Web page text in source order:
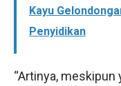
Kayu
Penyidikan
“Artinya,